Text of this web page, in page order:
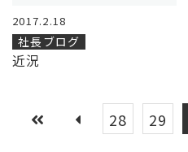
2017.2.18
社長ブログ
近況
28 29